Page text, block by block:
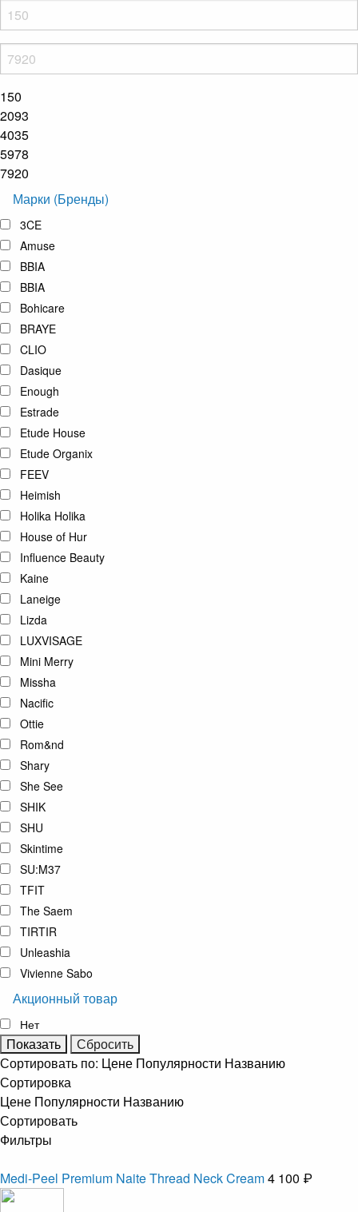
150
2093
4035
5978
7920
Марки (Бренды)
3CE
Amuse
BBIA
BBIA
Bohicare
BRAYE
CLIO
Dasique
Enough
Estrade
Etude House
Etude Organix
FEEV
Heimish
Holika Holika
House of Hur
Influence Beauty
Kaine
Laneige
Lizda
LUXVISAGE
Mini Merry
Missha
Nacific
Ottie
Rom&nd
Shary
She See
SHIK
SHU
Skintime
SU:M37
TFIT
The Saem
TIRTIR
Unleashia
Vivienne Sabo
Акционный товар
Нет
Сортировать по: Цене Популярности Названию
Сортировка
Цене Популярности Названию
Сортировать
Фильтры
Medi-Peel Premium Naite Thread Neck Cream4 100 ₽